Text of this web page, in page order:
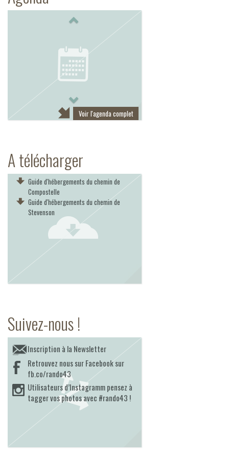
Voir l'agenda complet
A télécharger
Guide d'hébergements du chemin de
Compostelle
Guide d'hébergements du chemin de
Stevenson
Suivez-nous !
Inscription à la Newsletter
Retrouvez nous sur Facebook sur
fb.co/rando43
Utilisateurs d’Instagramm pensez à
tagger vos photos avec #rando43 !